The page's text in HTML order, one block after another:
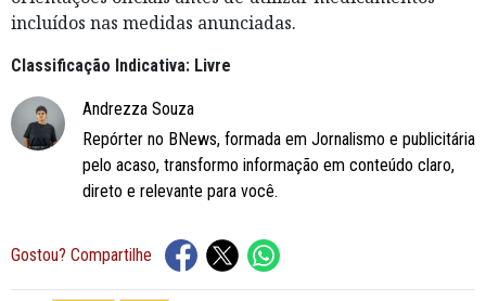
incluídos nas medidas anunciadas.
Classificação Indicativa: Livre
Andrezza Souza
Repórter no BNews, formada em Jornalismo e publicitária
pelo acaso, transformo informação em conteúdo claro,
direto e relevante para você.
Gostou? Compartilhe